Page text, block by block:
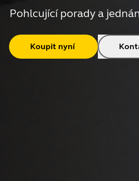
Pohlcující porady a
Koupit nyní